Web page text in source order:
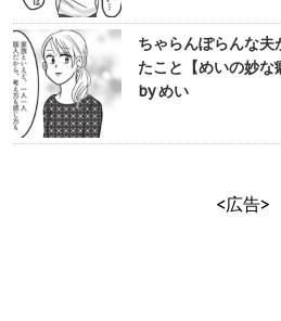
ちゃらんぽらんな
たこと【めいの妙な
by めい
<広告>